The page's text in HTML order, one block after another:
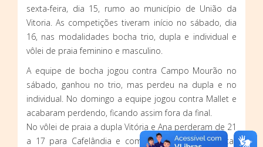
sexta-feira, dia 15, rumo ao município de União da
Vitoria. As competições tiveram início no sábado, dia
16, nas modalidades bocha trio, dupla e individual e
vôlei de praia feminino e masculino.
A equipe de bocha jogou contra Campo Mourão no
sábado, ganhou no trio, mas perdeu na dupla e no
individual. No domingo a equipe jogou contra Mallet e
acabaram perdendo, ficando assim fora da final.
No vôlei de praia a dupla Vitória e Ana perderam de 21
a 17 para Cafelândia e como era a fase de ‘mata-